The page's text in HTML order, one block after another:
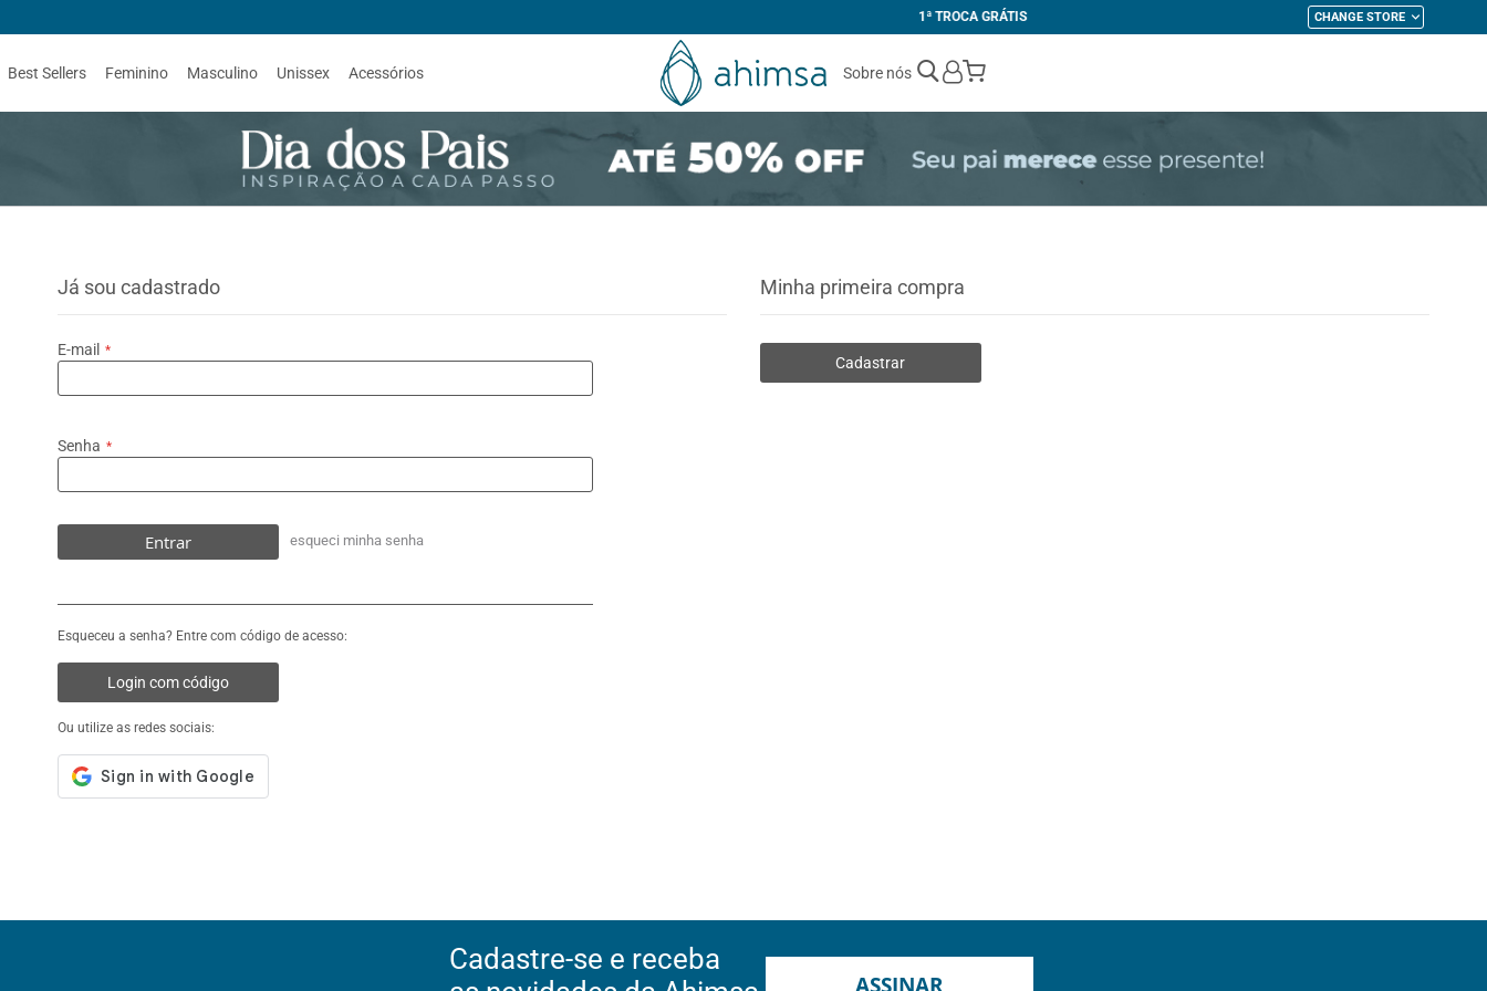
CHANGE STORE
Best Sellers Feminino Masculino Unissex Acessórios Sobre nós
My Cart
Já sou cadastrado
E-mail
Senha
Entrar esqueci minha senha
Esqueceu a senha? Entre com código de acesso:
Login com código
Ou utilize as redes sociais:
Minha primeira compra
Cadastrar
Cadastre-se e receba